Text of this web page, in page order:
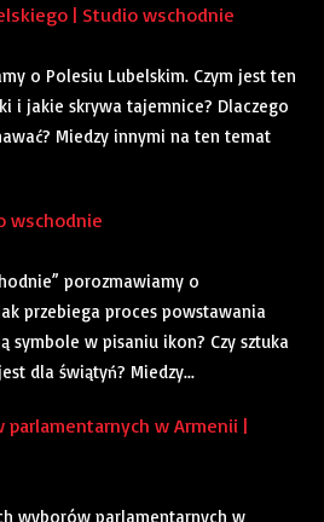
| Studio wschodnie
o Polesiu Lubelskim. Czym jest ten
i jakie skrywa tajemnice? Dlaczego
Miedzy innymi na ten temat
wschodnie
porozmawiamy o
przebiega proces powstawania
symbole w pisaniu ikon? Czy sztuka
dla świątyń? Miedzy...
parlamentarnych w Armenii |
wyborów parlamentarnych w